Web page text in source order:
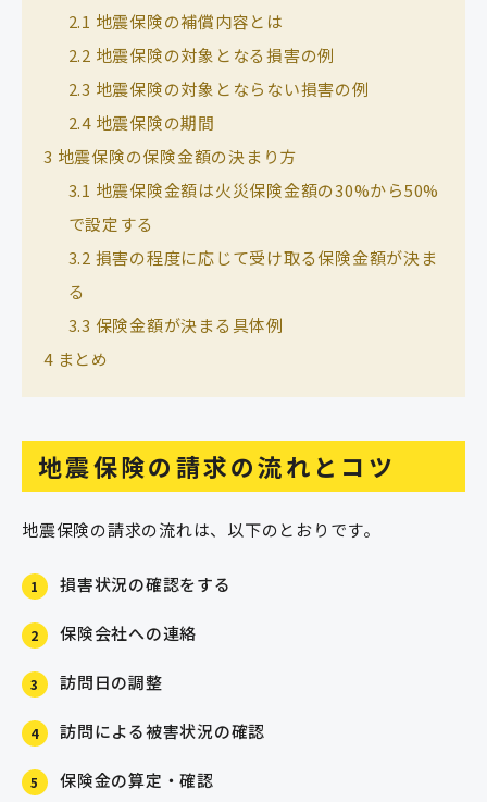
2.1 地震保険の補償内容とは
2.2 地震保険の対象となる損害の例
2.3 地震保険の対象とならない損害の例
2.4地震保険の期間
3 地震保険の保険金額の決まり方
3.1 地震保険金額は火災保険金額の30%から50%
で設定する
3.2 損害の程度に応じて受け取る保険金額が決ま
る
3.3 保険金額が決まる具体例
4まとめ
地震保険の請求の流れとコツ
地震保険の請求の流れは、以下のとおりです。
1 損害状況の確認をする
2 保険会社への連絡
3 訪問日の調整
4 訪問による被害状況の確認
5 保険金の算定・確認